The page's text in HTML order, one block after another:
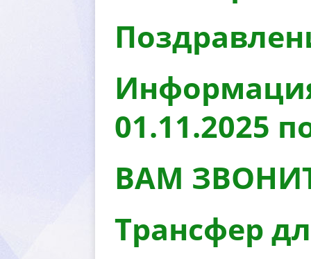
01.11.2025
АМ
Трансфер